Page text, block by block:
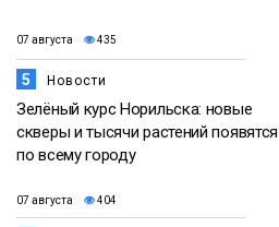
07 августа 435
5 Новости
Зелёный курс Норильска: новые
скверы и тысячи растений появятся
по всему городу
07 августа 404